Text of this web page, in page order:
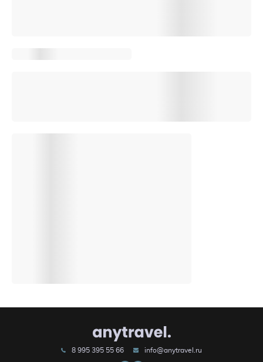
8 995 395 55 66 info@anytravel.ru